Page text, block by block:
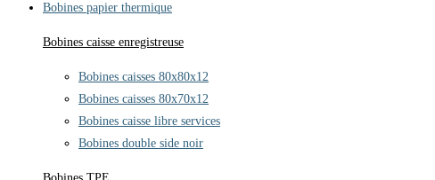
Bobines papier thermique
Bobines caisse enregistreuse
Bobines caisses 80x80x12
Bobines caisses 80x70x12
Bobines caisse libre services
Bobines double side noir